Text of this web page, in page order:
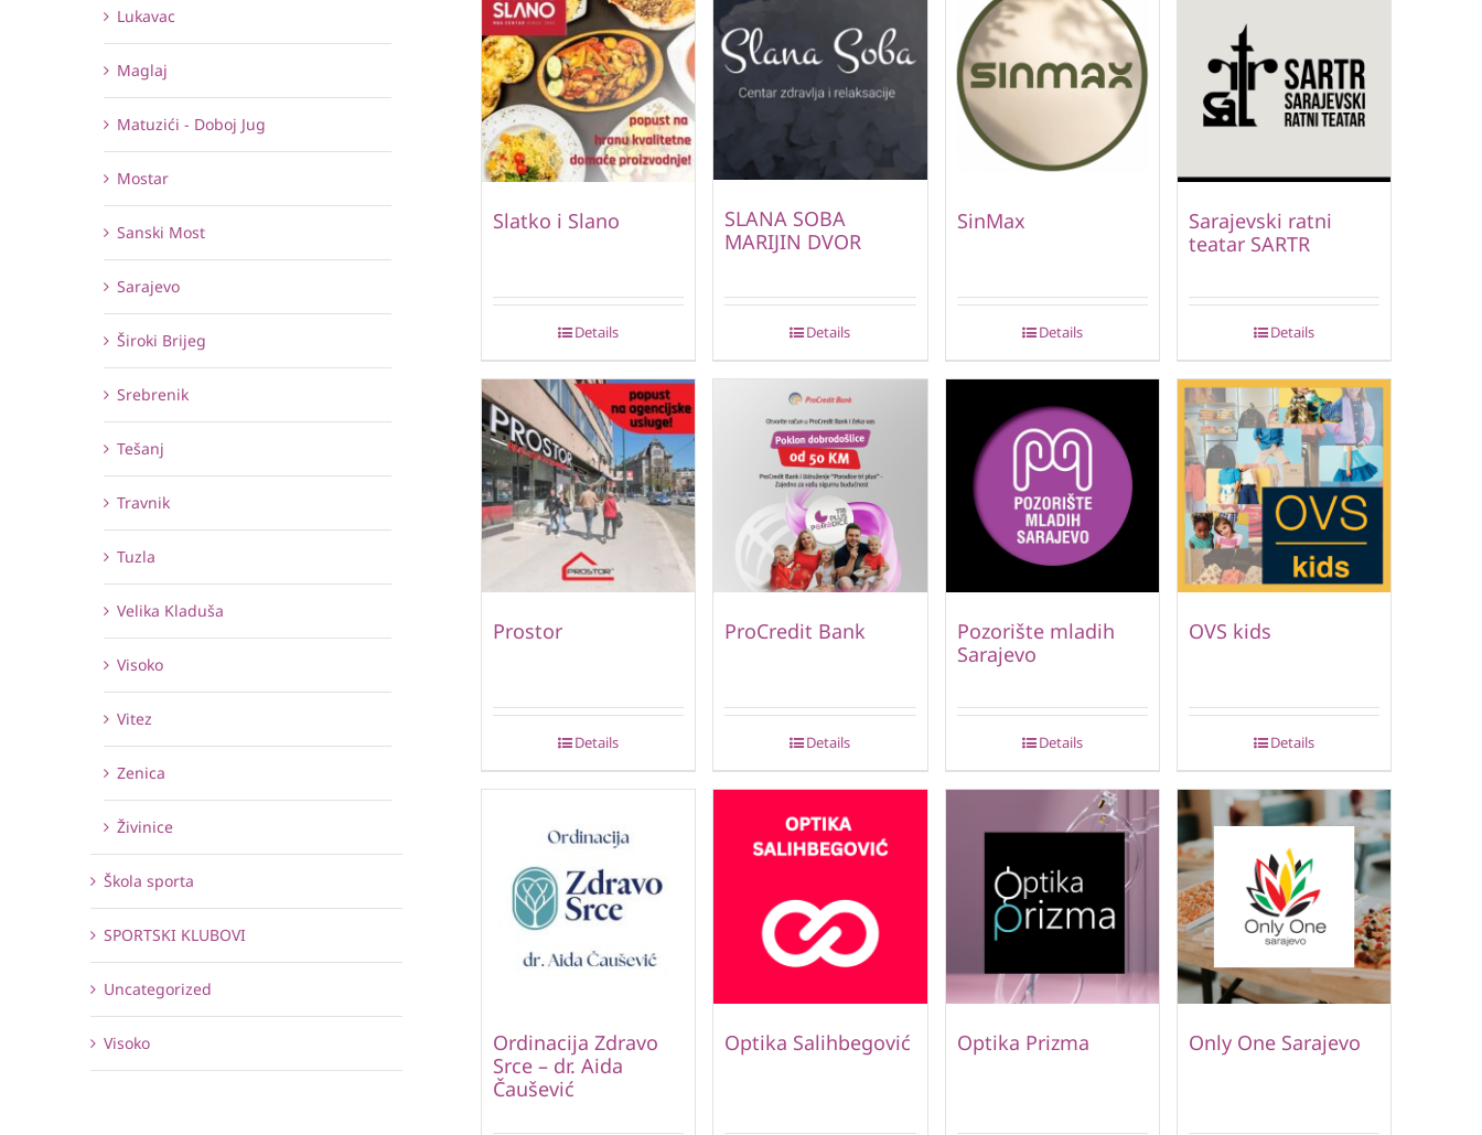
Slatko i Slano
Details
SLANA SOBA
MARIJIN DVOR
Details
SinMax
Details
Sarajevski ratni
teatar SARTR
Details
Prostor
Details
ProCredit Bank
Details
Pozorište mladih
Sarajevo
Details
OVS kids
Details
Ordinacija Zdravo
Srce – dr. Aida
Čaušević
Optika Salihbegović Optika Prizma Only One Sarajevo
Lukavac
Maglaj
Matuzići - Doboj Jug
Mostar
Sanski Most
Sarajevo
Široki Brijeg
Srebrenik
Tešanj
Travnik
Tuzla
Velika Kladuša
Visoko
Vitez
Zenica
Živinice
Škola sporta
SPORTSKI KLUBOVI
Uncategorized
Visoko